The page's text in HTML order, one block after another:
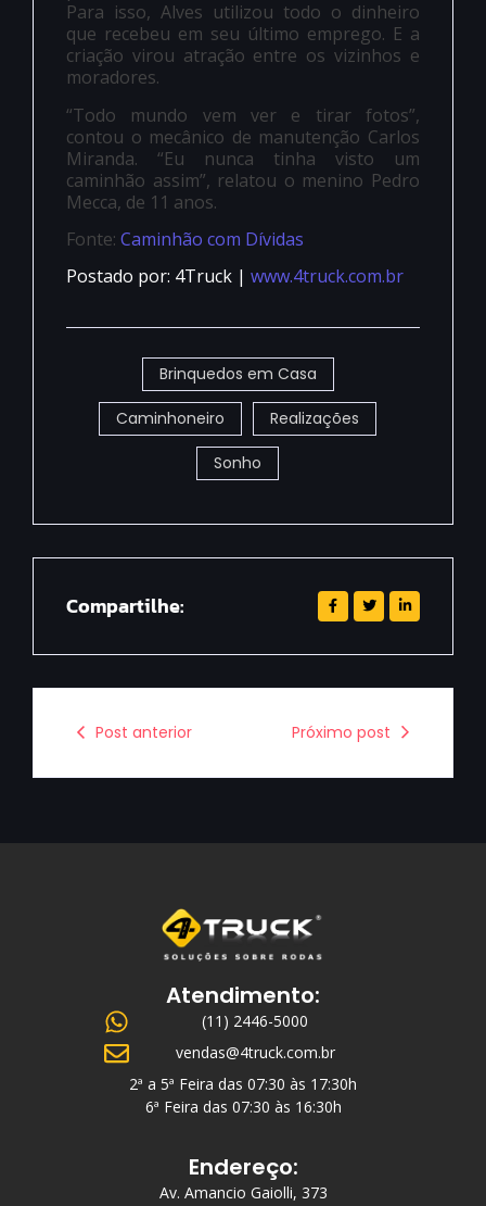
Para isso, Alves utilizou todo o dinheiro
que recebeu em seu último emprego. E a
criação virou atração entre os vizinhos e
moradores.
“Todo mundo vem ver e tirar fotos”,
contou o mecânico de manutenção Carlos
Miranda. “Eu nunca tinha visto um
caminhão assim”, relatou o menino Pedro
Mecca, de 11 anos.
Fonte: Caminhão com Dívidas
Postado por: 4Truck | www.4truck.com.br
Brinquedos em Casa
Caminhoneiro Realizações
Sonho
Compartilhe:
Post anterior Próximo post
Atendimento:
(11) 2446-5000
vendas@4truck.com.br
2ª a 5ª Feira das 07:30 às 17:30h
6ª Feira das 07:30 às 16:30h
Endereço:
Av. Amancio Gaiolli, 373